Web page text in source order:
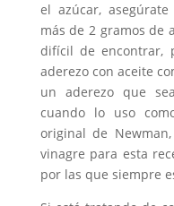
el azúcar,
más de 2 gramos de
difícil de encontrar,
aderezo con aceite
un aderezo que
cuando lo uso
original de
vinagre para esta
por las que siempre